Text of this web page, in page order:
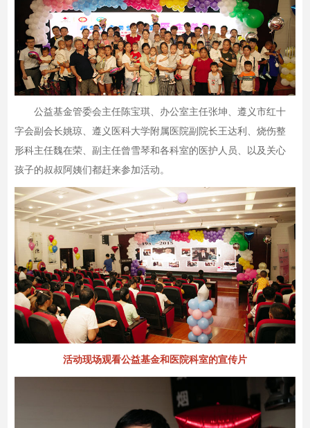
公益基金管委会主任陈宝琪、办公室主任张坤、遵义市红十
字会副会长姚琼、遵义医科大学附属医院副院长王达利、烧伤整
形科主任魏在荣、副主任曾雪琴和各科室的医护人员、以及关心
孩子的叔叔阿姨们都赶来参加活动。
活动现场观看公益基金和医院科室的宣传片